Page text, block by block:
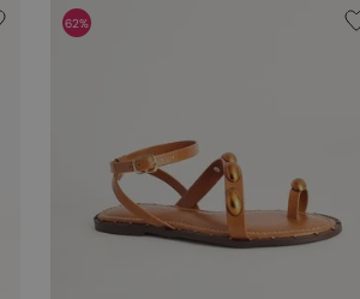
62%